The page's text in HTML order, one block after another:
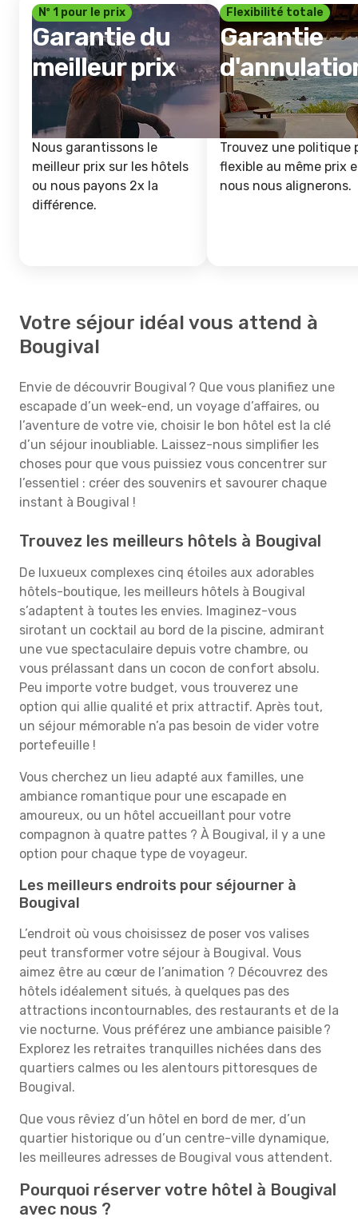
Nº 1 pour le prix
Garantie du
meilleur prix
Nous garantissons le
meilleur prix sur les hôtels
ou nous payons 2x la
différence.
Flexibilité totale
Garantie
Trouvez une politique
flexible au même prix
nous nous alignerons.
Votre séjour idéal vous attend à
Bougival
Envie de découvrir Bougival ? Que vous planifiez une
escapade d’un week-end, un voyage d’affaires, ou
l’aventure de votre vie, choisir le bon hôtel est la clé
d’un séjour inoubliable. Laissez-nous simplifier les
choses pour que vous puissiez vous concentrer sur
l’essentiel : créer des souvenirs et savourer chaque
instant à Bougival !
Trouvez les meilleurs hôtels à Bougival
De luxueux complexes cinq étoiles aux adorables
hôtels-boutique, les meilleurs hôtels à Bougival
s’adaptent à toutes les envies. Imaginez-vous
sirotant un cocktail au bord de la piscine, admirant
une vue spectaculaire depuis votre chambre, ou
vous prélassant dans un cocon de confort absolu.
Peu importe votre budget, vous trouverez une
option qui allie qualité et prix attractif. Après tout,
un séjour mémorable n’a pas besoin de vider votre
portefeuille !
Vous cherchez un lieu adapté aux familles, une
ambiance romantique pour une escapade en
amoureux, ou un hôtel accueillant pour votre
compagnon à quatre pattes ? À Bougival, il y a une
option pour chaque type de voyageur.
Les meilleurs endroits pour séjourner à
Bougival
L’endroit où vous choisissez de poser vos valises
peut transformer votre séjour à Bougival. Vous
aimez être au cœur de l’animation ? Découvrez des
hôtels idéalement situés, à quelques pas des
attractions incontournables, des restaurants et de la
vie nocturne. Vous préférez une ambiance paisible ?
Explorez les retraites tranquilles nichées dans des
quartiers calmes ou les alentours pittoresques de
Bougival.
Que vous rêviez d’un hôtel en bord de mer, d’un
quartier historique ou d’un centre-ville dynamique,
les meilleures adresses de Bougival vous attendent.
Pourquoi réserver votre hôtel à Bougival
avec nous ?